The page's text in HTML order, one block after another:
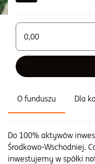
Wprowadź wartość
O funduszu Dla
Do 100% aktywów
Środkowo-Wschodniej.
inwestujemy w spółki